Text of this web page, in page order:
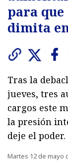
para
dimita
Tras la
jueves, tres
cargos este
la presión
deje el poder.
Martes 12 de mayo